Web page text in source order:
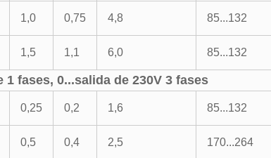
1,0 0,75 4,8 85...132
1,5 1,1 6,0 85...132
1 fases, 0...salida de 230V 3 fases
0,25 0,2 1,6 85...132
0,5 0,4 2,5 170...264